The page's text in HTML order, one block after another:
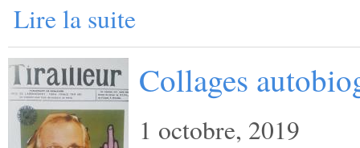
Lire la suite
Collages
1 octobre, 2019